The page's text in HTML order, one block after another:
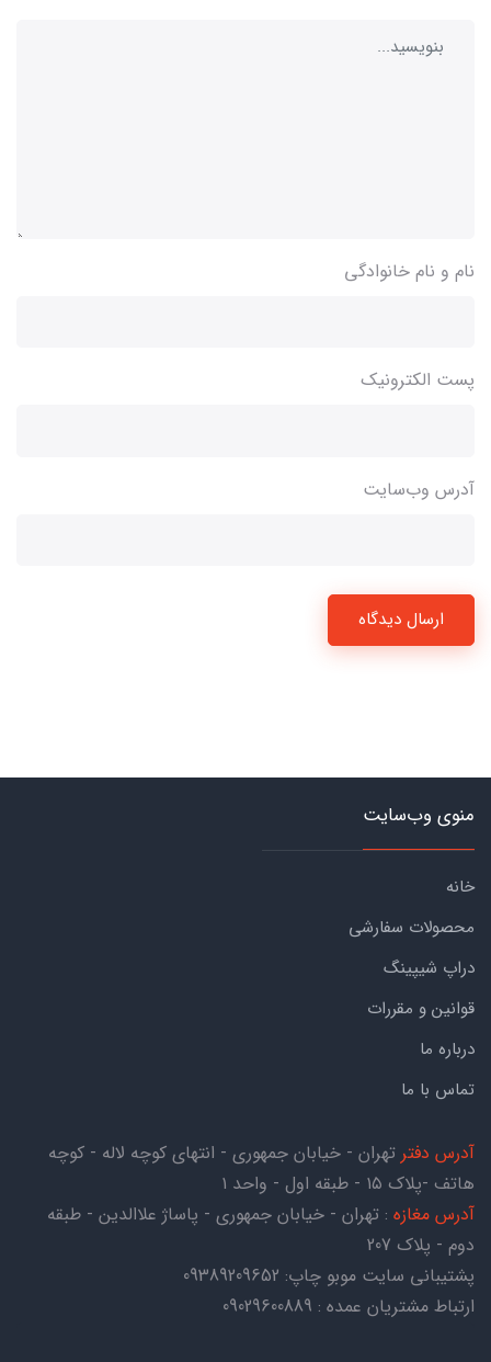
نام و نام خانوادگی
پست الکترونیک
آدرس وب‌سایت
ارسال دیدگاه
منوی وب‌سایت
خانه
محصولات سفارشی
دراپ شیپینگ
قوانین و مقررات
درباره ما
تماس با ما
آدرس دفتر تهران - خیابان جمهوری - انتهای کوچه لاله - کوچه
هاتف -پلاک ۱۵ - طبقه اول - واحد ۱
آدرس مغازه : تهران - خیابان جمهوری - پاساژ علاالدین - طبقه
دوم - پلاک 207
پشتیبانی سایت موبو چاپ: 09389209652
ارتباط مشتریان عمده : 09029600889